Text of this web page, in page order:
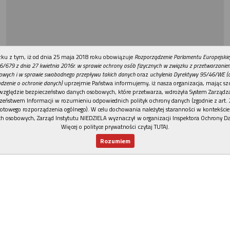
REKLAMA
z tym, iż od dnia 25 maja 2018 roku obowiązuje Rozporządzenie Parlamentu
679 z dnia 27 kwietnia 2016r. w sprawie ochrony osób fizycznych w związku z
i w sprawie swobodnego przepływu takich danychoraz uchylenia Dyrektywy 95/46/WE
o ochronie danych)uprzejmie Państwa informujemy, iż nasza organizacja, mając
bezpieczeństwo danych osobowych, które przetwarza, wdrożyła System
Informacji w rozumieniu odpowiednich polityk ochrony danych (zgodnie z art.
rozporządzenia ogólnego). W celu dochowania należytej staranności w
osobowych, Zarząd Instytutu NIEDZIELA wyznaczył w organizacji Inspektora Ochrony
Więcej o polityce prywatności czytaj TUTAJ.
Rozumiem